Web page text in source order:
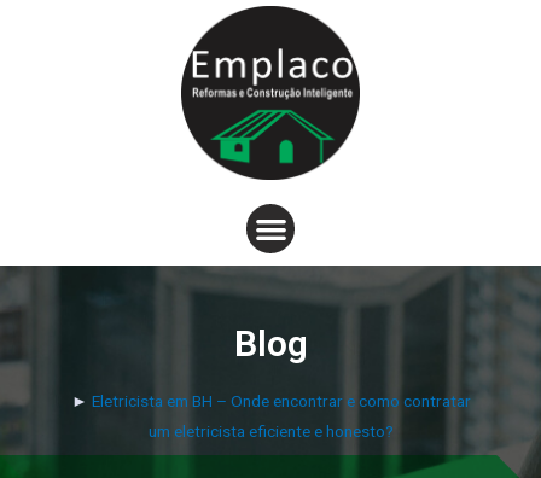
Blog
► Eletricista em BH – Onde encontrar e como contratar
um eletricista eficiente e honesto?